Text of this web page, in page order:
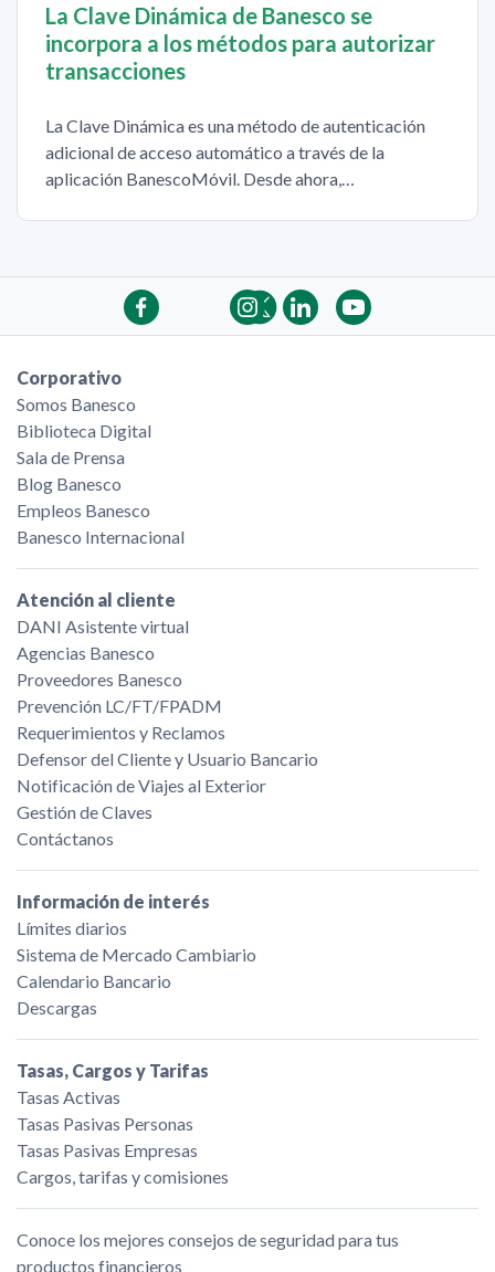
La Clave Dinámica de Banesco se
incorpora a los métodos para autorizar
transacciones
La Clave Dinámica es una método de autenticación
adicional de acceso automático a través de la
aplicación BanescoMóvil. Desde ahora,…
Corporativo
Somos Banesco
Biblioteca Digital
Sala de Prensa
Blog Banesco
Empleos Banesco
Banesco Internacional
Atención al cliente
DANI Asistente virtual
Agencias Banesco
Proveedores Banesco
Prevención LC/FT/FPADM
Requerimientos y Reclamos
Defensor del Cliente y Usuario Bancario
Notificación de Viajes al Exterior
Gestión de Claves
Contáctanos
Información de interés
Límites diarios
Sistema de Mercado Cambiario
Calendario Bancario
Descargas
Tasas, Cargos y Tarifas
Tasas Activas
Tasas Pasivas Personas
Tasas Pasivas Empresas
Cargos, tarifas y comisiones
Conoce los mejores consejos de seguridad para tus
productos financieros